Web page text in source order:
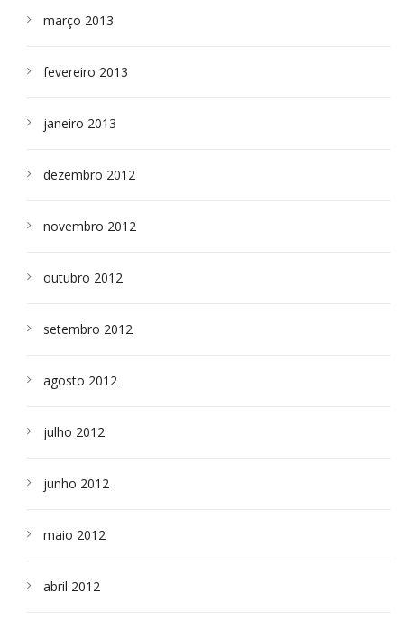
março 2013
fevereiro 2013
janeiro 2013
dezembro 2012
novembro 2012
outubro 2012
setembro 2012
agosto 2012
julho 2012
junho 2012
maio 2012
abril 2012